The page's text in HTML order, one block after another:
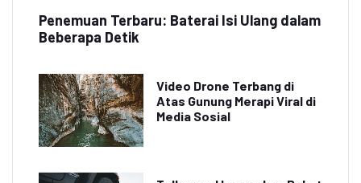
Penemuan Terbaru: Baterai Isi Ulang dalam
Beberapa Detik
Video Drone Terbang di
Atas Gunung Merapi Viral di
Media Sosial